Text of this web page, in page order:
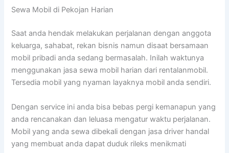
Sewa Mobil di Pekojan Harian
Saat anda hendak melakukan perjalanan dengan anggota
keluarga, sahabat, rekan bisnis namun disaat bersamaan
mobil pribadi anda sedang bermasalah. Inilah waktunya
menggunakan jasa sewa mobil harian dari rentalanmobil.
Tersedia mobil yang nyaman layaknya mobil anda sendiri.
Dengan service ini anda bisa bebas pergi kemanapun yang
anda rencanakan dan leluasa mengatur waktu perjalanan.
Mobil yang anda sewa dibekali dengan jasa driver handal
yang membuat anda dapat duduk rileks menikmati